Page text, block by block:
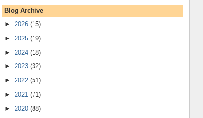
Blog Archive
► 2026 (15)
► 2025 (19)
► 2024 (18)
► 2023 (32)
► 2022 (51)
► 2021 (71)
► 2020 (88)